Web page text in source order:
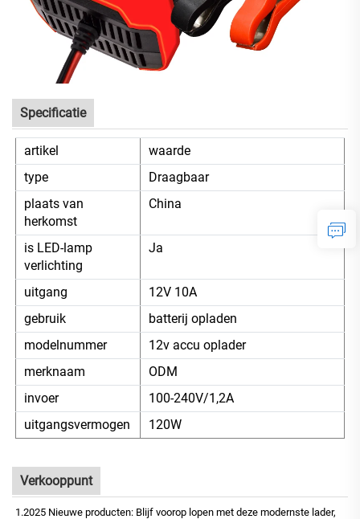
Specificatie
artikel
waarde
type
Draagbaar
plaats van
herkomst
China
is LED-lamp
verlichting
Ja
uitgang
12V 10A
gebruik
batterij opladen
modelnummer
12v accu oplader
merknaam
ODM
invoer
100-240V/1,2A
uitgangsvermogen
120W
Verkooppunt
1.2025 Nieuwe producten: Blijf voorop lopen met deze modernste lader,